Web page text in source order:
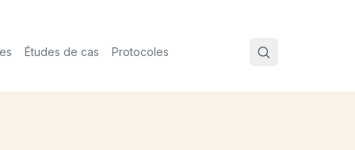
Études de cas Protocoles
Search